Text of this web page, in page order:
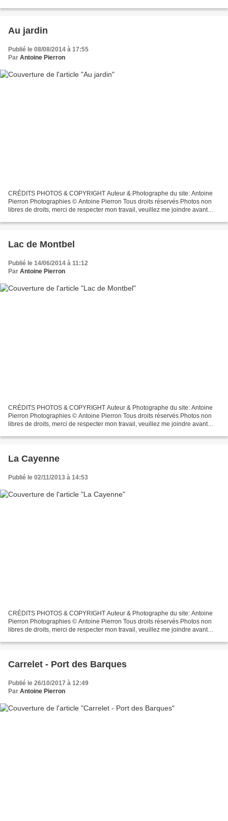
Au jardin
Publié le 08/08/2014 à 17:55
Par Antoine Pierron
CRÉDITS PHOTOS & COPYRIGHT Auteur & Photographe du site: Antoine
Pierron Photographies © Antoine Pierron Tous droits réservés Photos non
libres de droits, merci de respecter mon travail, veuillez me joindre avant
Lac de Montbel
Publié le 14/06/2014 à 11:12
Par Antoine Pierron
CRÉDITS PHOTOS & COPYRIGHT Auteur & Photographe du site: Antoine
Pierron Photographies © Antoine Pierron Tous droits réservés Photos non
libres de droits, merci de respecter mon travail, veuillez me joindre avant
La Cayenne
Publié le 02/11/2013 à 14:53
CRÉDITS PHOTOS & COPYRIGHT Auteur & Photographe du site: Antoine
Pierron Photographies © Antoine Pierron Tous droits réservés Photos non
libres de droits, merci de respecter mon travail, veuillez me joindre avant
Carrelet - Port des Barques
Publié le 26/10/2017 à 12:49
Par Antoine Pierron